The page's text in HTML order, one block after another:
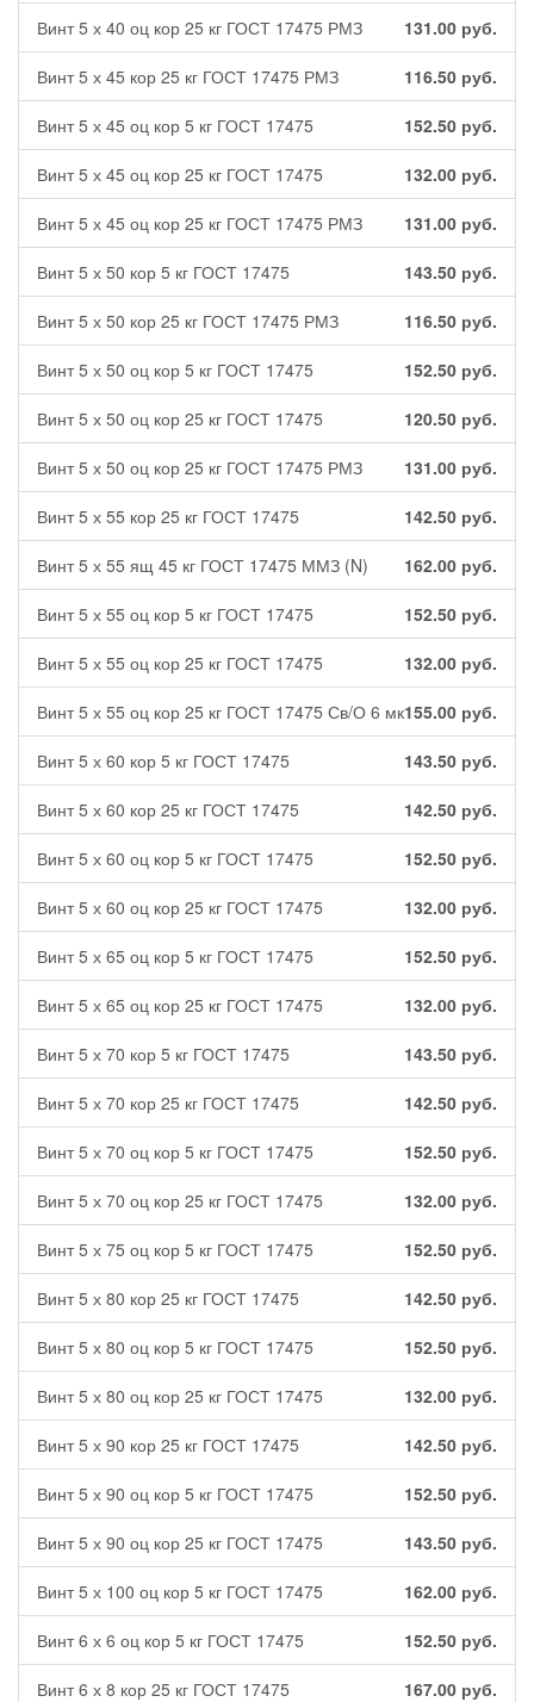
Винт 5 х 40 оц кор 25 кг ГОСТ 17475 РМЗ 131.00 руб.
Винт 5 х 45 кор 25 кг ГОСТ 17475 РМЗ 116.50 руб.
Винт 5 х 45 оц кор 5 кг ГОСТ 17475 152.50 руб.
Винт 5 х 45 оц кор 25 кг ГОСТ 17475 132.00 руб.
Винт 5 х 45 оц кор 25 кг ГОСТ 17475 РМЗ 131.00 руб.
Винт 5 х 50 кор 5 кг ГОСТ 17475 143.50 руб.
Винт 5 х 50 кор 25 кг ГОСТ 17475 РМЗ 116.50 руб.
Винт 5 х 50 оц кор 5 кг ГОСТ 17475 152.50 руб.
Винт 5 х 50 оц кор 25 кг ГОСТ 17475 120.50 руб.
Винт 5 х 50 оц кор 25 кг ГОСТ 17475 РМЗ 131.00 руб.
Винт 5 х 55 кор 25 кг ГОСТ 17475 142.50 руб.
Винт 5 х 55 ящ 45 кг ГОСТ 17475 ММЗ (N) 162.00 руб.
Винт 5 х 55 оц кор 5 кг ГОСТ 17475 152.50 руб.
Винт 5 х 55 оц кор 25 кг ГОСТ 17475 132.00 руб.
Винт 5 х 55 оц кор 25 кг ГОСТ 17475 Св/О 6 мк155.00 руб.
Винт 5 х 60 кор 5 кг ГОСТ 17475 143.50 руб.
Винт 5 х 60 кор 25 кг ГОСТ 17475 142.50 руб.
Винт 5 х 60 оц кор 5 кг ГОСТ 17475 152.50 руб.
Винт 5 х 60 оц кор 25 кг ГОСТ 17475 132.00 руб.
Винт 5 х 65 оц кор 5 кг ГОСТ 17475 152.50 руб.
Винт 5 х 65 оц кор 25 кг ГОСТ 17475 132.00 руб.
Винт 5 х 70 кор 5 кг ГОСТ 17475 143.50 руб.
Винт 5 х 70 кор 25 кг ГОСТ 17475 142.50 руб.
Винт 5 х 70 оц кор 5 кг ГОСТ 17475 152.50 руб.
Винт 5 х 70 оц кор 25 кг ГОСТ 17475 132.00 руб.
Винт 5 х 75 оц кор 5 кг ГОСТ 17475 152.50 руб.
Винт 5 х 80 кор 25 кг ГОСТ 17475 142.50 руб.
Винт 5 х 80 оц кор 5 кг ГОСТ 17475 152.50 руб.
Винт 5 х 80 оц кор 25 кг ГОСТ 17475 132.00 руб.
Винт 5 х 90 кор 25 кг ГОСТ 17475 142.50 руб.
Винт 5 х 90 оц кор 5 кг ГОСТ 17475 152.50 руб.
Винт 5 х 90 оц кор 25 кг ГОСТ 17475 143.50 руб.
Винт 5 х 100 оц кор 5 кг ГОСТ 17475 162.00 руб.
Винт 6 х 6 оц кор 5 кг ГОСТ 17475 152.50 руб.
Винт 6 х 8 кор 25 кг ГОСТ 17475 167.00 руб.